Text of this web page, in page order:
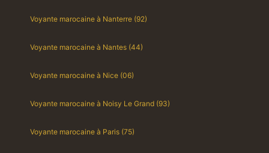
Voyante marocaine à Nanterre (92)
Voyante marocaine à Nantes (44)
Voyante marocaine à Nice (06)
Voyante marocaine à Noisy Le Grand (93)
Voyante marocaine à Paris (75)